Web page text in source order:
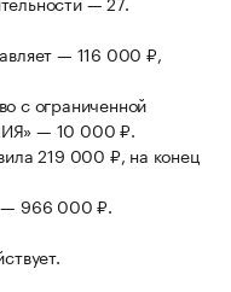
— 116 000 ₽,
с ограниченной
— 10 000 ₽.
219 000 ₽, на конец
— 966 000 ₽.